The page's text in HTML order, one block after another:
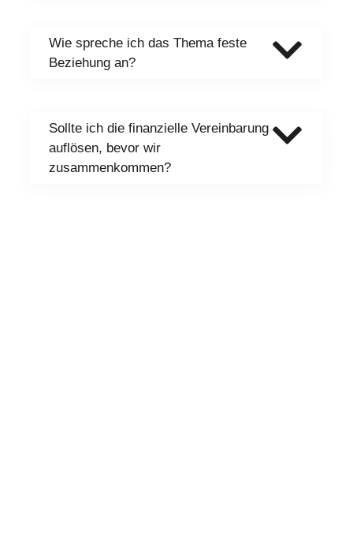
Wie spreche ich das Thema feste
Beziehung an?
Sollte ich die finanzielle Vereinbarung
auflösen, bevor wir
zusammenkommen?